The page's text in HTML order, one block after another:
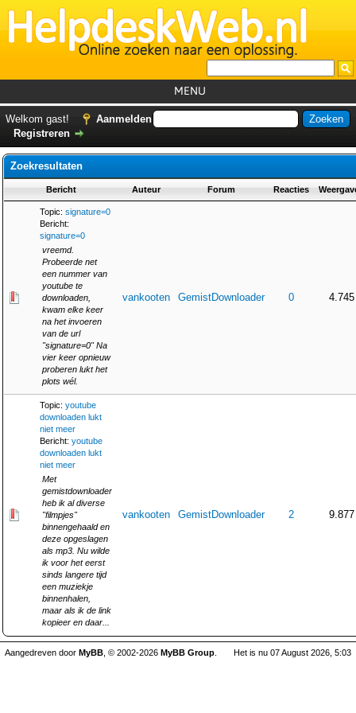
MENU
Helpdesks
Welkom gast!
Aanmelden
Registreren
Zoekresultaten
Bericht Auteur Forum Reacties
Topic: signature=0
Bericht:
signature=0
vreemd.
Probeerde net
een nummer van
youtube te
downloaden,
kwam elke keer
na het invoeren
van de url
"signature=0" Na
vier keer opnieuw
proberen lukt het
plots wél.
vankooten GemistDownloader 0 4.745
Topic: youtube
downloaden lukt
niet meer
Bericht: youtube
downloaden lukt
niet meer
Met
gemistdownloader
heb ik al diverse
"filmpjes"
binnengehaald en
deze opgeslagen
als mp3. Nu wilde
ik voor het eerst
sinds langere tijd
een muziekje
binnenhalen,
maar als ik de link
kopieer en daar...
vankooten GemistDownloader 2 9.877
Het is nu 07 August 2026, 5:03
Aangedreven door MyBB , © 2002-2026 MyBB Group